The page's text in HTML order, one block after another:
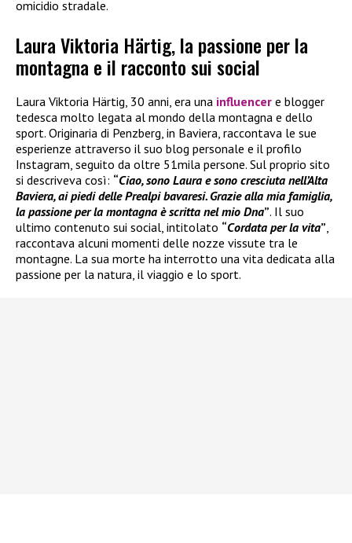
omicidio stradale.
Laura Viktoria Härtig, la passione per la
montagna e il racconto sui social
Laura Viktoria Härtig, 30 anni, era una influencer e blogger
tedesca molto legata al mondo della montagna e dello
sport. Originaria di Penzberg, in Baviera, raccontava le sue
esperienze attraverso il suo blog personale e il profilo
Instagram, seguito da oltre 51mila persone. Sul proprio sito
si descriveva così: “Ciao, sono Laura e sono cresciuta nell’Alta
Baviera, ai piedi delle Prealpi bavaresi. Grazie alla mia famiglia,
la passione per la montagna è scritta nel mio Dna”. Il suo
ultimo contenuto sui social, intitolato “Cordata per la vita”,
raccontava alcuni momenti delle nozze vissute tra le
montagne. La sua morte ha interrotto una vita dedicata alla
passione per la natura, il viaggio e lo sport.